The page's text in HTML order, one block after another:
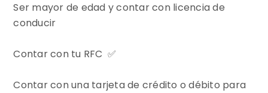
Ser mayor de edad y contar con licencia de
conducir
Contar con tu RFC ✅
Contar con una tarjeta de crédito o débito para